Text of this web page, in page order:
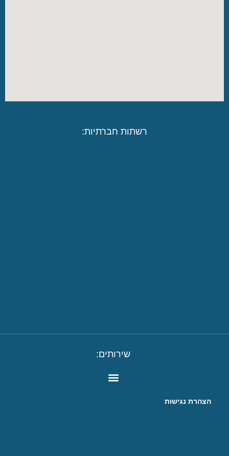
רשתות חברתיות:
שירותים:
הצהרת נגישות